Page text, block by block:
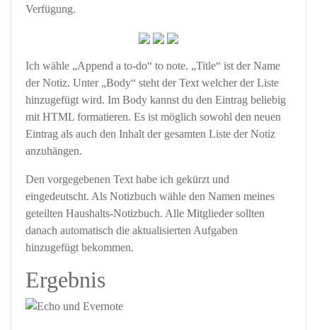
Verfügung.
Ich wähle „Append a to-do“ to note. „Title“ ist der Name
der Notiz. Unter „Body“ steht der Text welcher der Liste
hinzugefügt wird. Im Body kannst du den Eintrag beliebig
mit HTML formatieren. Es ist möglich sowohl den neuen
Eintrag als auch den Inhalt der gesamten Liste der Notiz
anzuhängen.
Den vorgegebenen Text habe ich gekürzt und
eingedeutscht. Als Notizbuch wähle den Namen meines
geteilten Haushalts-Notizbuch. Alle Mitglieder sollten
danach automatisch die aktualisierten Aufgaben
hinzugefügt bekommen.
Ergebnis